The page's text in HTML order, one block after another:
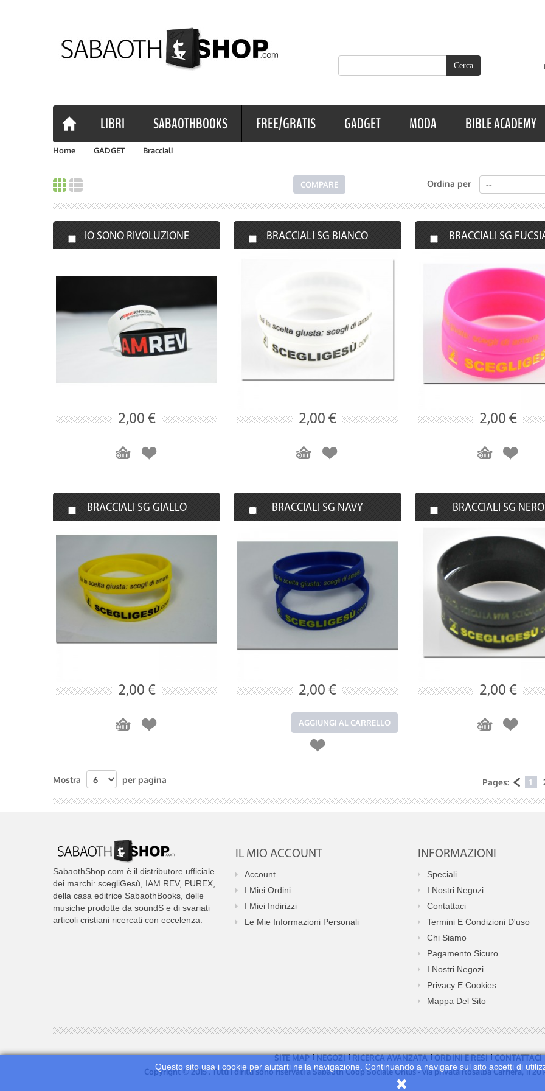
Questo sito usa i cookie per aiutarti nella navigazione. Continuando a navigare sul sito accetti di
LIBRI SABAOTHBOOKS FREE/GRATIS GADGET MODA BIBLE ACADEMY
Home GADGET Bracciali
Ordina per
IO SONO RIVOLUZIONE
2,00 €
BRACCIALI SG BIANCO
2,00 €
BRACCIALI SG
2,00 €
BRACCIALI SG GIALLO
2,00 €
BRACCIALI SG NAVY
2,00 €
AGGIUNGI AL CARRELLO
BRACCIALI SG NERO
2,00 €
Pages: 1
Mostra per pagina
SabaothShop.com è il distributore ufficiale
dei marchi: scegliGesù, IAM REV, PUREX,
della casa editrice SabaothBooks, delle
musiche prodotte da soundS e di svariati
articoli cristiani ricercati con eccelenza.
IL MIO ACCOUNT
Account
I Miei Ordini
I Miei Indirizzi
Le Mie Informazioni Personali
INFORMAZIONI
Speciali
I Nostri Negozi
Contattaci
Termini E Condizioni D'uso
Chi Siamo
Pagamento Sicuro
I Nostri Negozi
Privacy E Cookies
Mappa Del Sito
SITE MAP NEGOZI RICERCA AVANZATA ORDINI E RESI
CONTATTACI
Copyright © 2015 . Tutti i diritti sono riservati a Sabaoth Coop Sociale Onlus - via privata Rosalba Carriera, 11